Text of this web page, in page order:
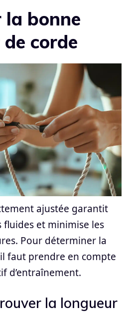
bonne
corde
ajustée garantit
fluides et minimise les
Pour déterminer la
faut prendre en compte
d’entraînement.
la longueur